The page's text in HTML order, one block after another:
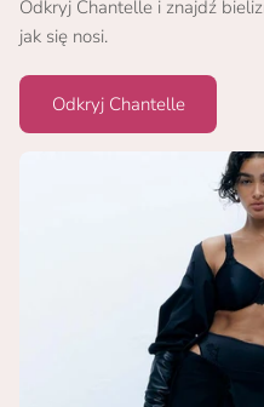
Odkryj Chantelle i znajdź
jak się nosi.
Odkryj Chantelle